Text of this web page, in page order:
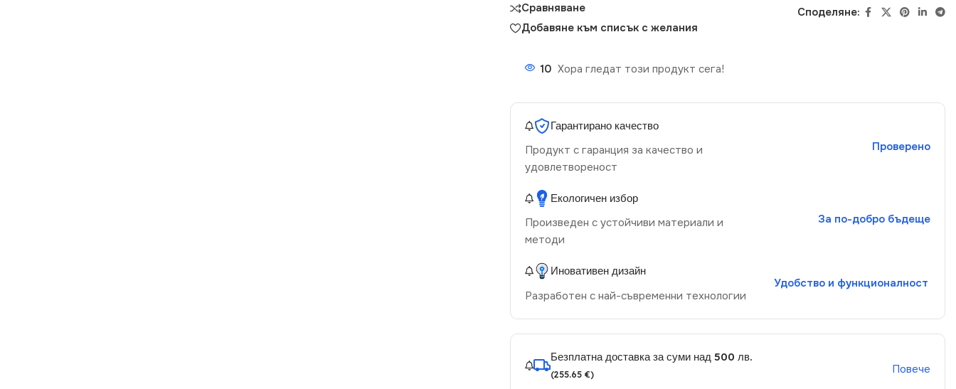
Сравняване
Добавяне към списък с желания
Споделяне:
10 Хора гледат този продукт сега!
Гарантирано качество
Продукт с гаранция за качество и
удовлетвореност
Проверено
Екологичен избор
Произведен с устойчиви материали и
методи
За по-добро бъдеще
Иновативен дизайн
Разработен с най-съвременни технологии
Удобство и функционалност
Безплатна доставка за суми над 500 лв.
(255.65 €) Повече